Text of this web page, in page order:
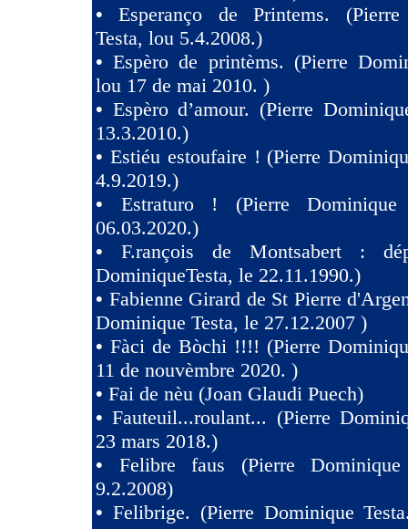
•Esperanço de Printems.
Testa, lou 5.4.2008.)
•Espèro de printèms. (Pierre
lou 17 de mai 2010. )
• Espèro d’amour. (Pierre
13.3.2010.)
• Estiéu estoufaire ! (Pierre
4.9.2019.)
• Estraturo ! (Pierre
06.03.2020.)
• F.rançois de Montsabert :
DominiqueTesta, le 22.11.1990.)
• Fabienne Girard de St Pierre
Dominique Testa, le 27.12.2007 )
• Fàci de Bòchi !!!! (Pierre
11 de nouvèmbre 2020. )
• Fai de nèu (Joan Glaudi Puech)
•Fauteuil...roulant... (Pierre
23 mars 2018.)
• Felibre faus (Pierre
9.2.2008)
• Felibrige. (Pierre Dominique